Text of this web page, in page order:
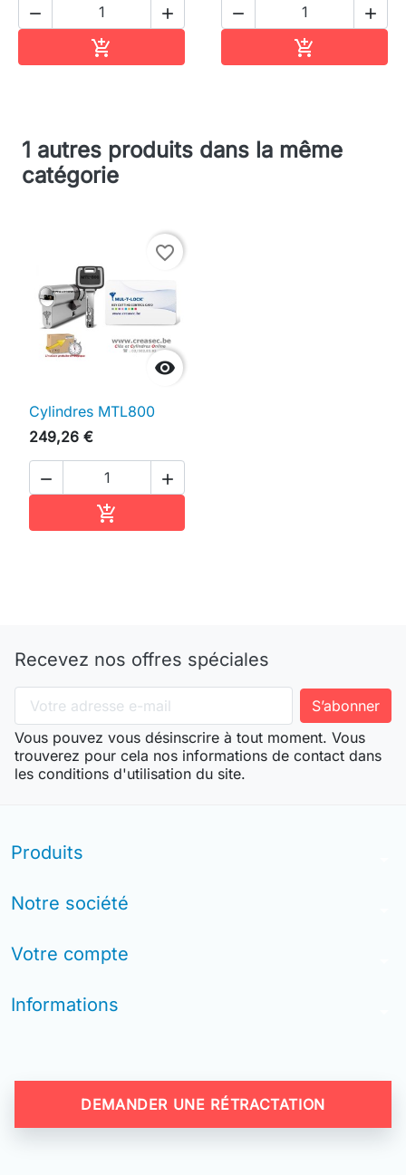
 

 

1 autres produits dans la même
catégorie

favorite_border
Cylindres MTL800
249,26 €
 

Recevez nos offres spéciales
Vous pouvez vous désinscrire à tout moment. Vous
trouverez pour cela nos informations de contact dans
les conditions d'utilisation du site.
Produits
Notre société
Votre compte
Informations
DEMANDER UNE RÉTRACTATION